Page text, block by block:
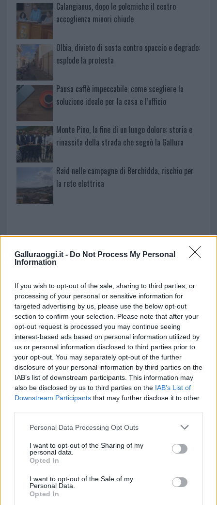
Galluraoggi.it - Do Not Process My Personal
Information
If you wish to opt-out of the sale, sharing to third parties, or
processing of your personal or sensitive information for
targeted advertising by us, please use the below opt-out
section to confirm your selection. Please note that after your
opt-out request is processed you may continue seeing
interest-based ads based on personal information utilized by
us or personal information disclosed to third parties prior to
your opt-out. You may separately opt-out of the further
disclosure of your personal information by third parties on the
IAB’s list of downstream participants. This information may
also be disclosed by us to third parties on the IAB’s List of
Downstream Participants that may further disclose it to other
Please note that this website/app uses one or more Google
not limited to your visit or usage behaviour. You may click to
grant or deny consent to Google and its third-party tags to
use your data for below specified purposes in below Google
consent section.
Personal Data Processing Opt Outs
I want to opt-out of the Sharing of my
personal data.
Opted In
I want to opt-out of the Sale of my
Personal Data.
Opted In
Calangianus, dopo le polemiche il centro
accoglienza minori chiude
Olbia, divieto di sosta contro spaccio e degrado:
esplode la protesta
Pausa caffè impeccabile: come scegliere la
soluzione ideale per la casa e l’ufficio
Monte Pino, la fine di un lungo dolore: storia e
rinascita della strada che segnò la Gallura
Raid nelle campagne di Berchidda, rischio per
la rete elettrica
NECROLOGIE
Mario Malu
Paolo Pinna
I nostri cari